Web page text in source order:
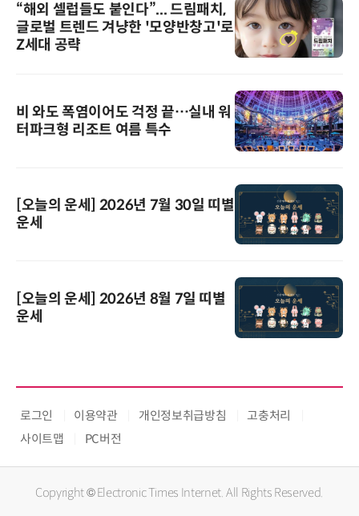
“해외 셀럽들도 붙인다”... 드림패치,
글로벌 트렌드 겨냥한 '모양반창고'로
Z세대 공략
비 와도 폭염이어도 걱정 끝…실내 워
터파크형 리조트 여름 특수
[오늘의 운세] 2026년 7월 30일 띠별
운세
[오늘의 운세] 2026년 8월 7일 띠별
운세
로그인 이용약관 개인정보취급방침
고충처리
사이트맵
PC버전
Copyright © Electronic Times Internet. All Rights Reserved.